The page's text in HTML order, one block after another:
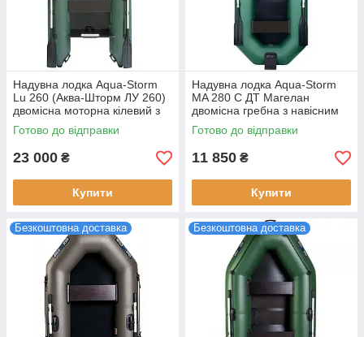
Надувна лодка Aqua-Storm
Lu 260 (Аква-Шторм ЛУ 260)
двомісна моторна кілевий з
жорстким дном 240 кг
вантажопідйомності
Готово до відправки
23 000 ₴
Купити
Надувна лодка Aqua-Storm
MA 280 C ДТ Магелан
двомісна гребна з навісним
транцем вантажопідйомність
850 кг довжина 280 см
Готово до відправки
11 850 ₴
Купити
Безкоштовна доставка Безкоштовна доставка